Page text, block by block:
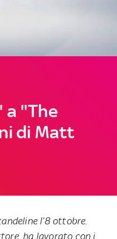
a "The
di Matt
l’8 ottobre.
ha lavorato con i